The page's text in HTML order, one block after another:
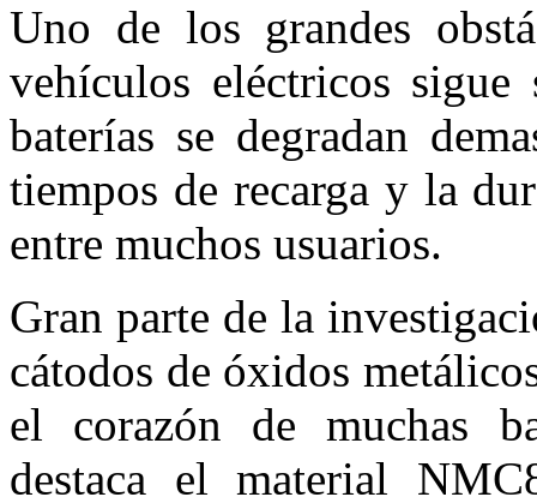
Uno de los grandes
vehículos eléctricos
baterías se degradan
tiempos de recarga y la
entre muchos usuarios.
Gran parte de la
cátodos de óxidos
el corazón de muchas
destaca el material